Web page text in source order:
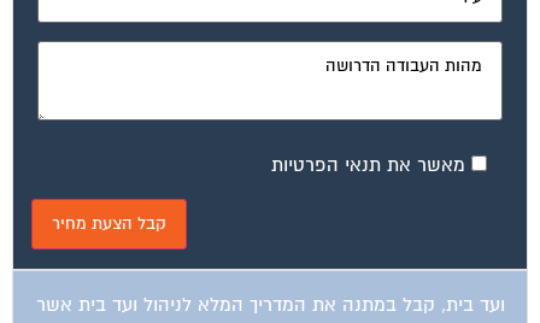
מאשר את תנאי הפרטיות
ועד בית, קבל במתנה את המדריך המלא לניהול ועד בית אשר